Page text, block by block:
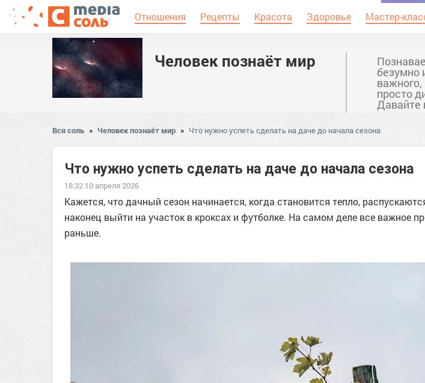
Отношения Рецепты Красота Здоровье Мастер-
Человек познаёт мир
безумно
важного,
просто
Давайте
Вся соль » Человек познаёт мир » Что нужно успеть сделать на даче до начала сезона
Что нужно успеть сделать на даче до начала сезона
18:32 10 апреля 2026
Кажется, что дачный сезон начинается, когда становится тепло,
наконец выйти на участок в кроксах и футболке. На самом деле все важное
раньше.